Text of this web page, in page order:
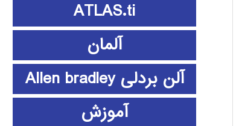
ATLAS.ti
آلمان
آلن بردلی Allen bradley
آموزش